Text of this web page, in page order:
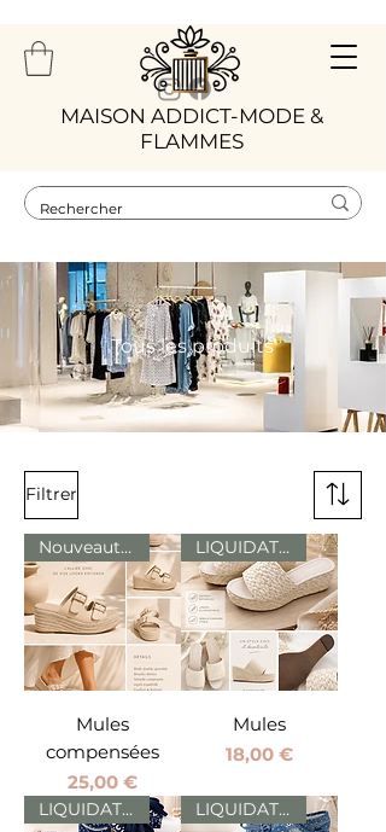
​MAISON ADDICT-MODE &
FLAMMES
Tous les produits
Filtrer
Nouveautés
Mules
compensées
Prix
25,00 €
LIQUIDATION
Mules
Prix
18,00 €
LIQUIDATION LIQUIDATION